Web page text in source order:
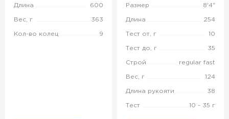
Длина 600
Вес, г 363
Кол-во колец 9
Размер 8'4"
Длина 254
Тест от, г 10
Тест до, г 35
Строй regular fast
Вес, г 124
Длина рукояти 38
Тест 10 - 35 г